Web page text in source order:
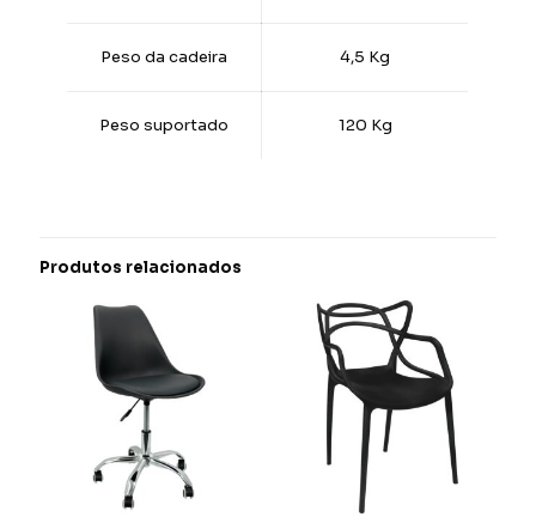
Peso da cadeira 4,5 Kg
Peso suportado 120 Kg
Produtos relacionados